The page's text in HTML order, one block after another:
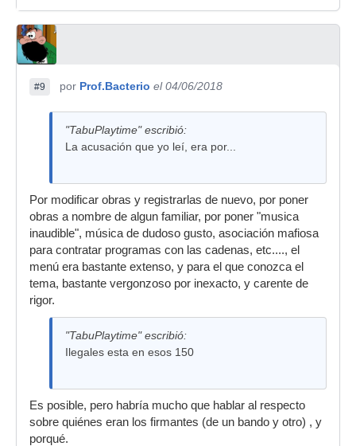
#9 por Prof.Bacterio el 04/06/2018
"TabuPlaytime" escribió:
La acusación que yo leí, era por...
Por modificar obras y registrarlas de nuevo, por poner
obras a nombre de algun familiar, por poner "musica
inaudible", música de dudoso gusto, asociación mafiosa
para contratar programas con las cadenas, etc...., el
menú era bastante extenso, y para el que conozca el
tema, bastante vergonzoso por inexacto, y carente de
rigor.
"TabuPlaytime" escribió:
Ilegales esta en esos 150
Es posible, pero habría mucho que hablar al respecto
sobre quiénes eran los firmantes (de un bando y otro) , y
porqué.